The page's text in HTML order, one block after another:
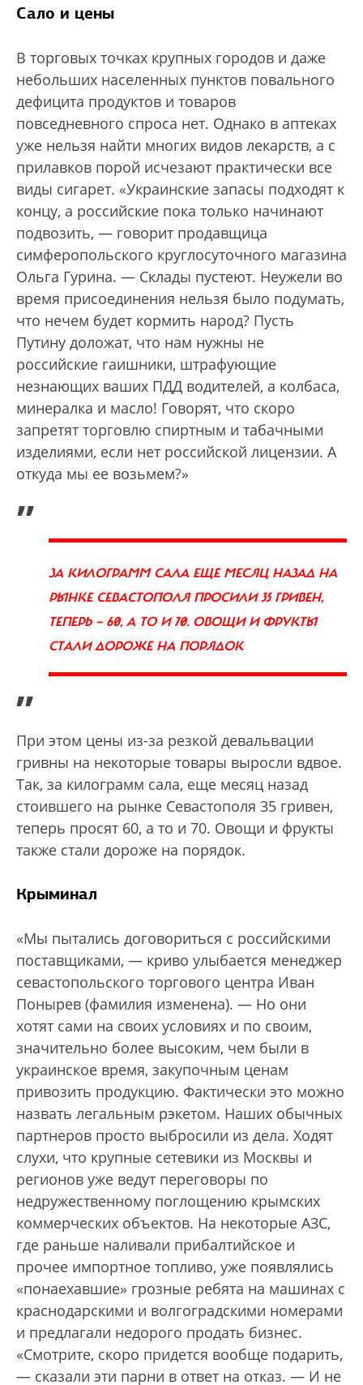
Сало и цены
В торговых точках крупных городов и даже
небольших населенных пунктов повального
дефицита продуктов и товаров
повседневного спроса нет. Однако в аптеках
уже нельзя найти многих видов лекарств, а с
прилавков порой исчезают практически все
виды сигарет. «Украинские запасы подходят к
концу, а российские пока только начинают
подвозить, — говорит продавщица
симферопольского круглосуточного магазина
Ольга Гурина. — Склады пустеют. Неужели во
время присоединения нельзя было подумать,
что нечем будет кормить народ? Пусть
Путину доложат, что нам нужны не
российские гаишники, штрафующие
незнающих ваших ПДД водителей, а колбаса,
минералка и масло! Говорят, что скоро
запретят торговлю спиртным и табачными
изделиями, если нет российской лицензии. А
откуда мы ее возьмем?»
„
ЗА КИЛОГРАММ САЛА ЕЩЕ МЕСЯЦ НАЗАД НА
РЫНКЕ СЕВАСТОПОЛЯ ПРОСИЛИ 35 ГРИВЕН,
ТЕПЕРЬ — 60, А ТО И 70. ОВОЩИ И ФРУКТЫ
СТАЛИ ДОРОЖЕ НА ПОРЯДОК
”
При этом цены из-за резкой девальвации
гривны на некоторые товары выросли вдвое.
Так, за килограмм сала, еще месяц назад
стоившего на рынке Севастополя 35 гривен,
теперь просят 60, а то и 70. Овощи и фрукты
также стали дороже на порядок.
Крыминал
«Мы пытались договориться с российскими
поставщиками, — криво улыбается менеджер
севастопольского торгового центра Иван
Понырев (фамилия изменена). — Но они
хотят сами на своих условиях и по своим,
значительно более высоким, чем были в
украинское время, закупочным ценам
привозить продукцию. Фактически это можно
назвать легальным рэкетом. Наших обычных
партнеров просто выбросили из дела. Ходят
слухи, что крупные сетевики из Москвы и
регионов уже ведут переговоры по
недружественному поглощению крымских
коммерческих объектов. На некоторые АЗС,
где раньше наливали прибалтийское и
прочее импортное топливо, уже появлялись
«понаехавшие» грозные ребята на машинах с
краснодарскими и волгоградскими номерами
и предлагали недорого продать бизнес.
«Смотрите, скоро придется вообще подарить,
— сказали эти парни в ответ на отказ. — И не